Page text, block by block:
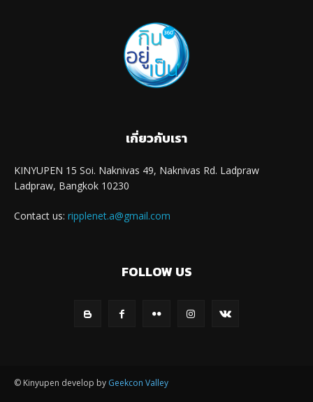
เกี่ยวกับเรา
KINYUPEN 15 Soi. Naknivas 49, Naknivas Rd. Ladpraw
Ladpraw, Bangkok 10230
Contact us: ripplenet.a@gmail.com
FOLLOW US
© Kinyupen develop by Geekcon Valley